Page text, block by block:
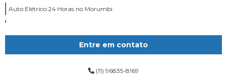
Auto Elétrico 24 Horas no Morumbi
Auto Elétrico 24 Horas Zona NorteEntre em contato
(11) 96835-8169